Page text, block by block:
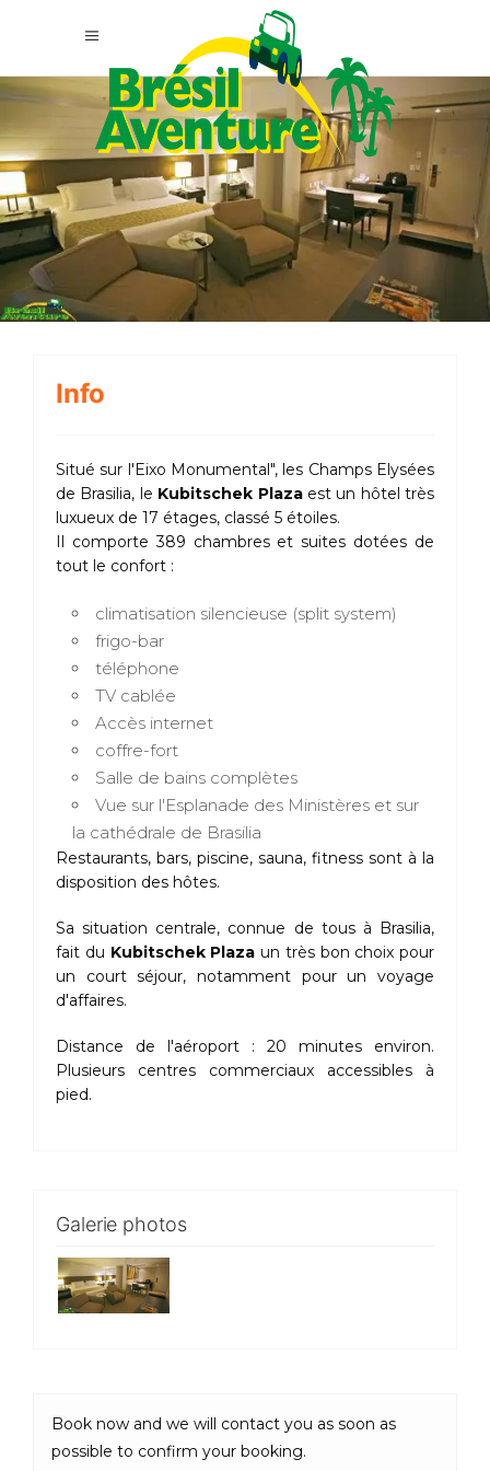
Info
Situé sur l'Eixo Monumental", les Champs Elysées
de Brasilia, le Kubitschek Plazaest un hôtel très
luxueux de 17 étages, classé 5 étoiles.
Il comporte 389 chambres et suites dotées de
tout le confort :
climatisation silencieuse (split system)
frigo-bar
téléphone
TV cablée
Accès internet
coffre-fort
Salle de bains complètes
Vue sur l'Esplanade des Ministères et sur
la cathédrale de Brasilia
Restaurants, bars, piscine, sauna, fitness sont à la
disposition des hôtes.
Sa situation centrale, connue de tous à Brasilia,
fait du Kubitschek Plaza un très bon choix pour
un court séjour, notamment pour un voyage
d'affaires.
Distance de l'aéroport : 20 minutes environ.
Plusieurs centres commerciaux accessibles à
pied.
Galerie photos
Book now and we will contact you as soon as
possible to confirm your booking.